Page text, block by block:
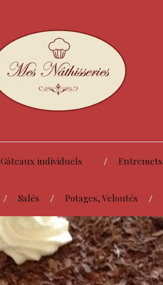
Gâteaux individuels Entremets
Salés Potages, Veloutés